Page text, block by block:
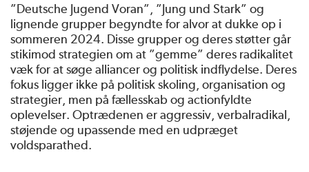
”Deutsche Jugend Voran”, ”Jung und Stark” og
lignende grupper begyndte for alvor at dukke op i
sommeren 2024. Disse grupper og deres støtter går
stikimod strategien om at ”gemme” deres radikalitet
væk for at søge alliancer og politisk indflydelse. Deres
fokus ligger ikke på politisk skoling, organisation og
strategier, men på fællesskab og actionfyldte
oplevelser. Optrædenen er aggressiv, verbalradikal,
støjende og upassende med en udpræget
voldsparathed.